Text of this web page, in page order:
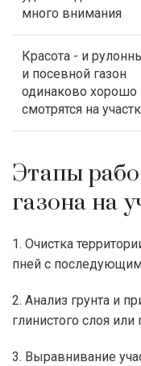
много внимания
Красота - и
и посевной газон
одинаково хорошо
смотрятся на
Этапы
газона на
1. Очистка
пней с
2. Анализ грунта и
глинистого слоя
3. Выравнивание